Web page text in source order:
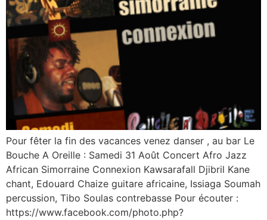
Pour fêter la fin des vacances venez danser , au bar Le
Bouche A Oreille : Samedi 31 Août Concert Afro Jazz
African Simorraine Connexion Kawsarafall Djibril Kane
chant, Edouard Chaize guitare africaine, Issiaga Soumah
percussion, Tibo Soulas contrebasse Pour écouter :
https://www.facebook.com/photo.php?